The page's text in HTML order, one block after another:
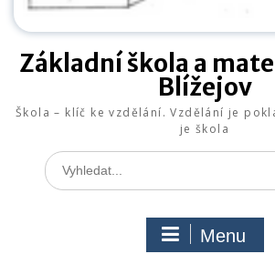
Základní škola a
Blížejov
Škola – klíč ke vzdělání. Vzdělání je
je škola
Search
for:
Menu